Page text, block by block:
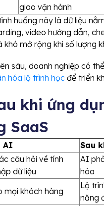
giao vận hành
huống này là dữ liệu
video hướng dẫn,
mở rộng khi số lượng
sâu, doanh nghiệp có
hóa lộ trình học để triển
khi ứng
SaaS
AI
Sau
câu hỏi về tính
dữ liệu
AI
hóa
mọi khách hàng
Lộ
năng